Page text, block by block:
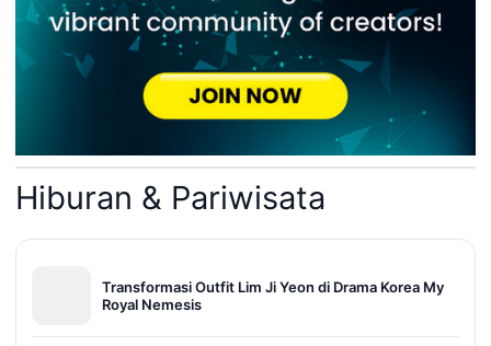
Hiburan & Pariwisata
Transformasi Outfit Lim Ji Yeon di Drama Korea My
Royal Nemesis